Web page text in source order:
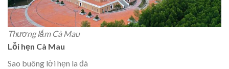
Thương lắm Cà Mau
Lỗi hẹn Cà Mau
Sao buông lời hẹn la đà